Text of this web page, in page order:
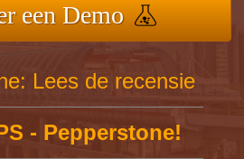
een Demo
Lees de recensie
- Pepperstone!